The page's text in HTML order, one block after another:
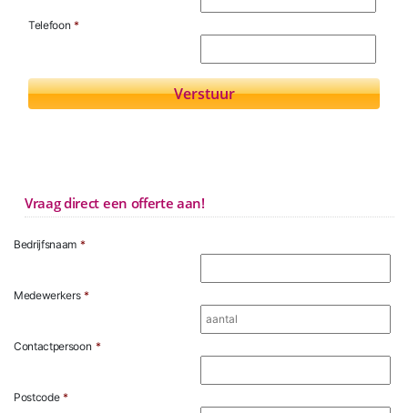
Telefoon *
Vraag direct een offerte aan!
Bedrijfsnaam *
Medewerkers *
Contactpersoon *
Postcode *